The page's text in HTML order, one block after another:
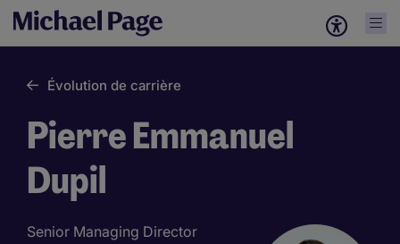
Évolution de carrière
Pierre Emmanuel
Dupil
Senior Managing Director